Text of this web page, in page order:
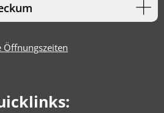
Öffnungszeiten